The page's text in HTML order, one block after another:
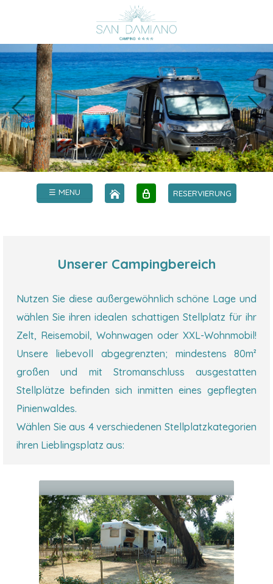
☰ MENU RESERVIERUNG
Unserer Campingbereich
Nutzen Sie diese außergewöhnlich schöne Lage und
wählen Sie ihren idealen schattigen Stellplatz für ihr
Zelt, Reisemobil, Wohnwagen oder XXL-Wohnmobil!
Unsere liebevoll abgegrenzten; mindestens 80m²
großen und mit Stromanschluss ausgestatten
Stellplätze befinden sich inmitten eines gepflegten
Pinienwaldes.
Wählen Sie aus 4 verschiedenen Stellplatzkategorien
ihren Lieblingsplatz aus: